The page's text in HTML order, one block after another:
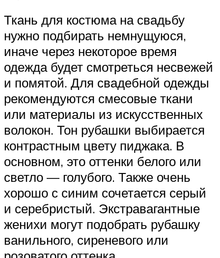
Ткань для костюма на свадьбу
нужно подбирать немнущуюся,
иначе через некоторое время
одежда будет смотреться несвежей
и помятой. Для свадебной одежды
рекомендуются смесовые ткани
или материалы из искусственных
волокон. Тон рубашки выбирается
контрастным цвету пиджака. В
основном, это оттенки белого или
светло — голубого. Также очень
хорошо с синим сочетается серый
и серебристый. Экстравагантные
женихи могут подобрать рубашку
ванильного, сиреневого или